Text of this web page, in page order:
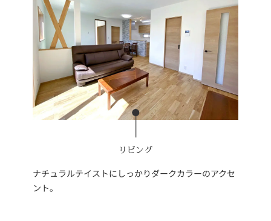
リビング
ナチュラルテイストにしっかりダークカラーのアクセ
ント。